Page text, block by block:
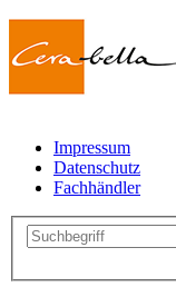
Impressum
Datenschutz
Fachhändler